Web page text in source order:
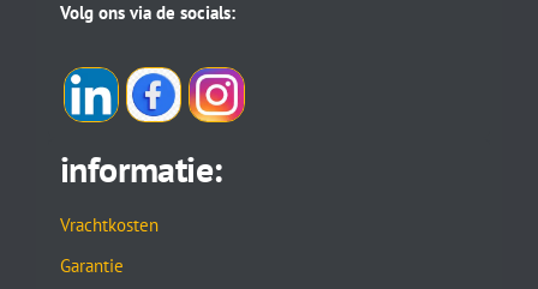
Volg ons via de socials:
informatie:
Vrachtkosten
Garantie